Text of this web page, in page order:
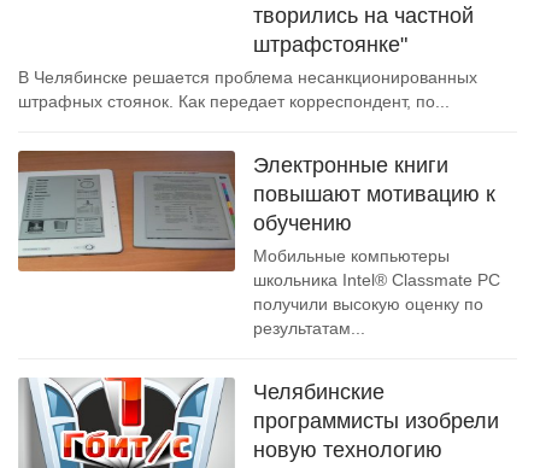
творились на частной
штрафстоянке"
В Челябинске решается проблема несанкционированных
штрафных стоянок. Как передает корреспондент, по...
Электронные книги
повышают мотивацию к
обучению
Мобильные компьютеры
школьника Intel® Classmate PC
получили высокую оценку по
результатам...
Челябинские
программисты изобрели
новую технологию